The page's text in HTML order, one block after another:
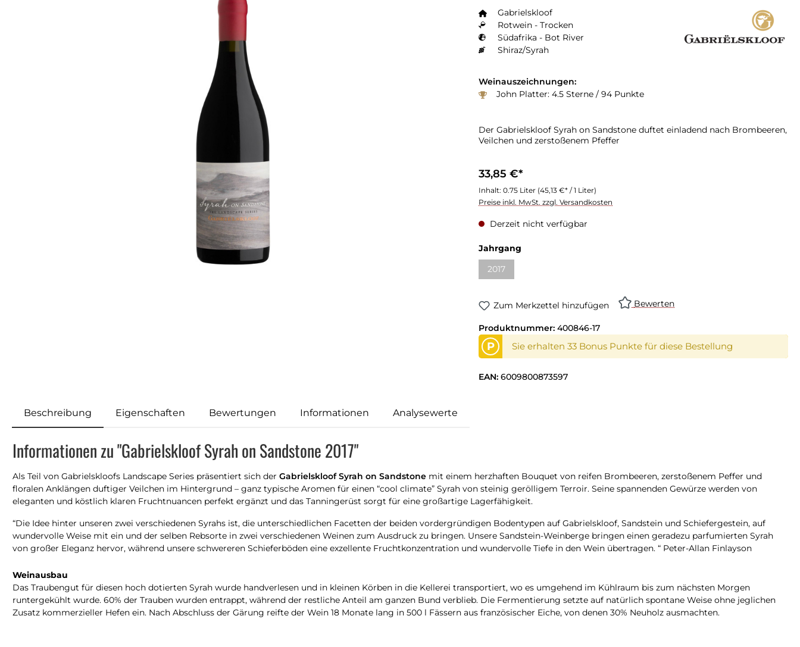
Gabrielskloof
Rotwein - Trocken
Südafrika - Bot River
Shiraz/Syrah
Weinauszeichnungen:
John Platter: 4.5 Sterne / 94 Punkte
Der Gabrielskloof Syrah on Sandstone duftet einladend nach Brombeeren,
Veilchen und zerstoßenem Pfeffer
33,85 €*
Inhalt: 0.75 Liter (45,13 €* / 1 Liter)
Preise inkl. MwSt. zzgl. Versandkosten
Derzeit nicht verfügbar
Jahrgang
2017(Diese Option ist zurzeit nicht verfügbar.)
Zum Merkzettel hinzufügen Bewerten
Produktnummer: 400846-17
P Sie erhalten 33 Bonus Punkte für diese Bestellung
EAN: 6009800873597
Beschreibung Eigenschaften Bewertungen Informationen Analysewerte
Informationen zu "Gabrielskloof Syrah on Sandstone 2017"
Als Teil von Gabrielskloofs Landscape Series präsentiert sich der Gabrielskloof Syrah on Sandstone mit einem herzhaften Bouquet von reifen Brombeeren, zerstoßenem Peffer und
floralen Anklängen duftiger Veilchen im Hintergrund – ganz typische Aromen für einen “cool climate” Syrah von steinig gerölligem Terroir. Seine spannenden Gewürze werden von
eleganten und köstlich klaren Fruchtnuancen perfekt ergänzt und das Tanningerüst sorgt für eine großartige Lagerfähigkeit.
“Die Idee hinter unseren zwei verschiedenen Syrahs ist, die unterschiedlichen Facetten der beiden vordergründigen Bodentypen auf Gabrielskloof, Sandstein und Schiefergestein, auf
wundervolle Weise mit ein und der selben Rebsorte in zwei verschiedenen Weinen zum Ausdruck zu bringen. Unsere Sandstein-Weinberge bringen einen geradezu parfumierten Syrah
von großer Eleganz hervor, während unsere schwereren Schieferböden eine exzellente Fruchtkonzentration und wundervolle Tiefe in den Wein übertragen. “ Peter-Allan Finlayson
Weinausbau
Das Traubengut für diesen hoch dotierten Syrah wurde handverlesen und in kleinen Körben in die Kellerei transportiert, wo es umgehend im Kühlraum bis zum nächsten Morgen
runtergekühlt wurde. 60% der Trauben wurden entrappt, während der restliche Anteil am ganzen Bund verblieb. Die Fermentierung setzte auf natürlich spontane Weise ohne jeglichen
Zusatz kommerzieller Hefen ein. Nach Abschluss der Gärung reifte der Wein 18 Monate lang in 500 l Fässern aus französischer Eiche, von denen 30% Neuholz ausmachten.